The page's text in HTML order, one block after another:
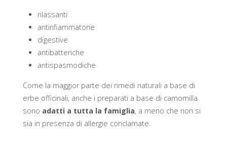
rilassanti
antinfiammatorie
digestive
antibatteriche
antispasmodiche
Come la maggior parte dei rimedi naturali a base di
erbe officinali, anche i preparati a base di camomilla
sono adatti a tutta la famiglia, a meno che non si
sia in presenza di allergie conclamate.